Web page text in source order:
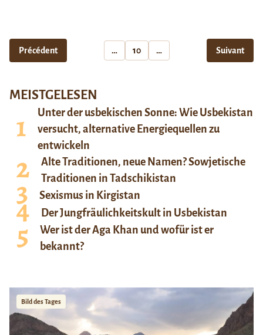
Précédent … 10 … Suivant
MEISTGELESEN
Unter der usbekischen Sonne: Wie Usbekistan
versucht, alternative Energiequellen zu
entwickeln
Alte Traditionen, neue Namen? Sowjetische
Traditionen in Tadschikistan
Sexismus in Kirgistan
Der Jungfräulichkeitskult in Usbekistan
Wer ist der Aga Khan und wofür ist er
bekannt?
Bild des Tages